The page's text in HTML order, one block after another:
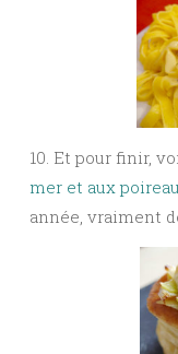
10. Et pour finir,
mer et aux
année, vraiment